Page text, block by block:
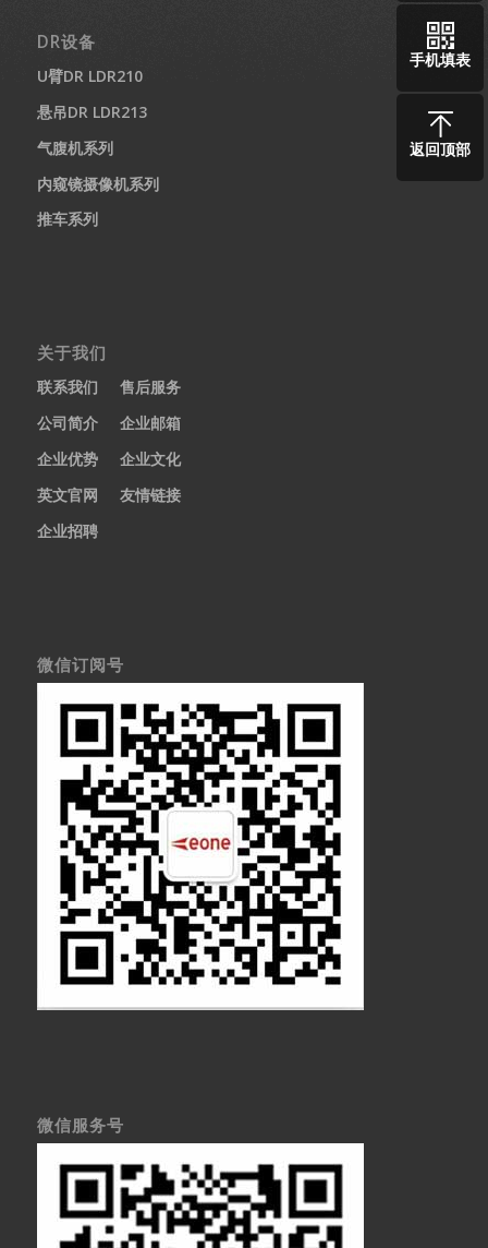
DR设备
U臂DR LDR210
悬吊DR LDR213
气腹机系列
内窥镜摄像机系列
推车系列
关于我们
联系我们
售后服务
公司简介
企业邮箱
企业优势
企业文化
英文官网
友情链接
企业招聘
微信订阅号
微信服务号
手机填表
返回顶部